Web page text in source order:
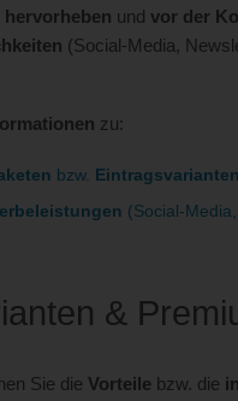
hervorheben und vor der
(Social-Media,
zu:
bzw. Eintragsvarianten
(Social-
&
Sie die Vorteilebzw. die